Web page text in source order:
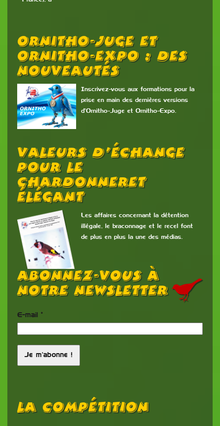
Ornitho-Juge Et
Ornitho-Expo : Des
Nouveautés
Inscrivez-vous aux formations pour la
prise en main des dernières versions
d'Ornitho-Juge et Ornitho-Expo.
Valeurs D’échange
Pour Le
Chardonneret
Élégant
Les affaires concernant la détention
illégale, le braconnage et le recel font
de plus en plus la une des médias.
Abonnez-vous à
notre newsletter
E-mail *
La Compétition